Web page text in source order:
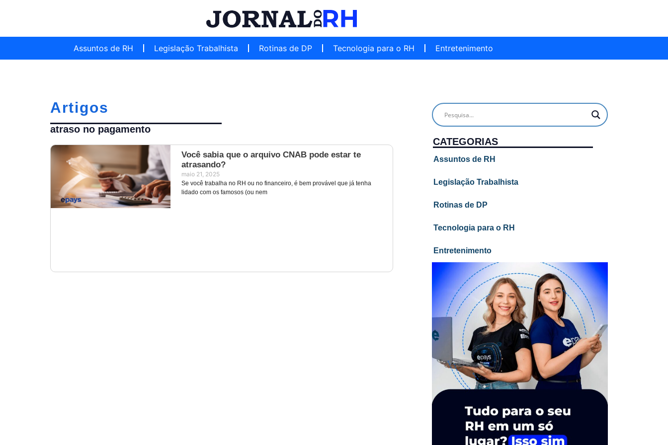
Assuntos de RH Legislação Trabalhista Rotinas de DP Tecnologia para o RH Entretenimento
Artigos
atraso no pagamento
Você sabia que o arquivo CNAB pode estar te
atrasando?
maio 21, 2025
Se você trabalha no RH ou no financeiro, é bem provável que já tenha
lidado com os famosos (ou nem
CATEGORIAS
Assuntos de RH
Legislação Trabalhista
Rotinas de DP
Tecnologia para o RH
Entretenimento